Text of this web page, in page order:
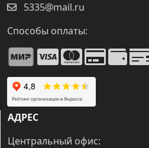
5335@mail.ru
Способы оплаты:
АДРЕС
Центральный офис: